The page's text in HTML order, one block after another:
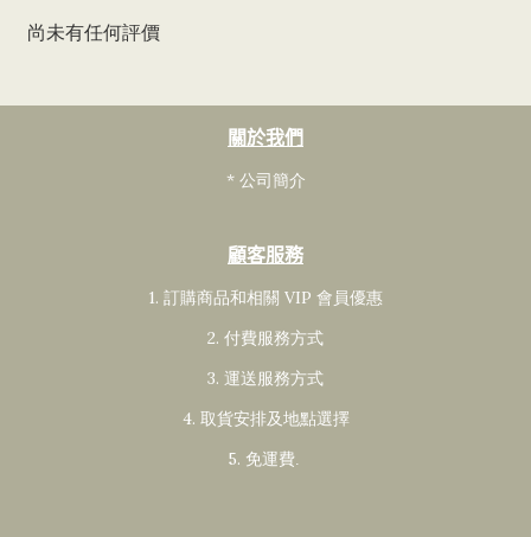
尚未有任何評價
關於我們
* 公司簡介
顧客服務
1. 訂購商品和相關 VIP 會員優惠
2. 付費服務方式
3. 運送服務方式
4. 取貨安排及地點選擇
5. 免運費.